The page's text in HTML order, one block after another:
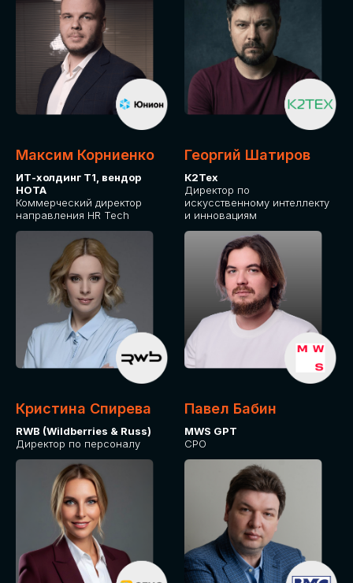
Максим Корниенко
ИТ-холдинг Т1, вендор
НОТА
Коммерческий директор
направления HR Tech
Георгий Шатиров
К2Тех
Директор по
искусственному интеллекту
и инновациям
Кристина Спирева
RWB (Wildberries & Russ)
Директор по персоналу
Павел Бабин
MWS GPT
CPO